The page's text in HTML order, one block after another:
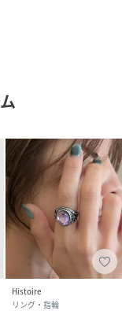
Histoire
リング・指輪